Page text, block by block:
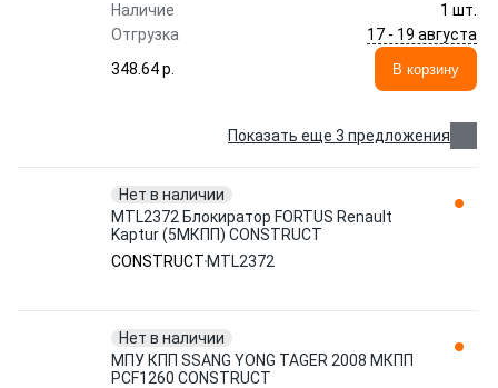
Наличие
1 шт.
Отгрузка
17 - 19 августа
348.64 p.
В корзину
Показать еще 3 предложения
Нет в наличии
MTL2372 Блокиратор FORTUS Renault
Kaptur (5МКПП) CONSTRUCT
CONSTRUCT MTL2372
Нет в наличии
МПУ КПП SSANG YONG TAGER 2008 МКПП
PCF1260 CONSTRUCT